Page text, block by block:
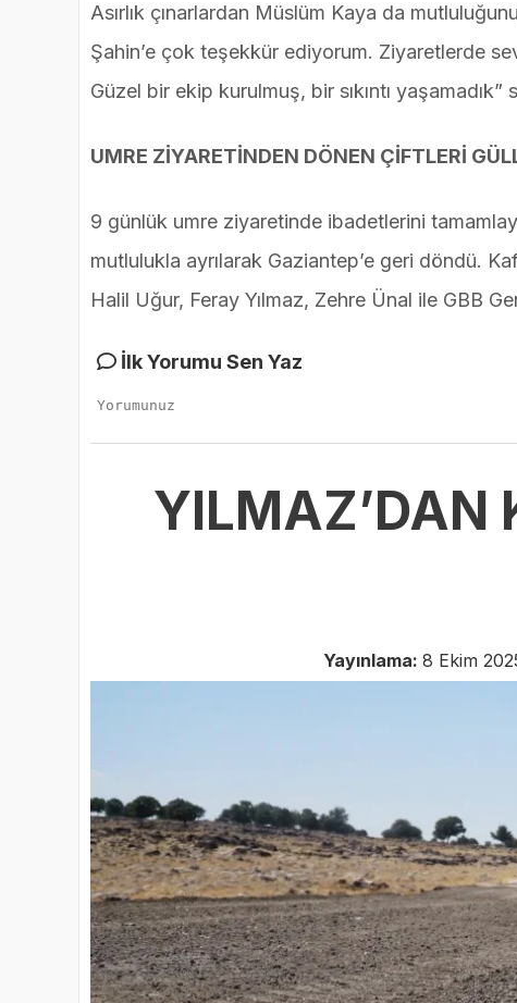
Asırlık çınarlardan Müslüm Kaya da
Şahin’e çok teşekkür ediyorum. Ziyaretlerde
Güzel bir ekip kurulmuş, bir sıkıntı yaşamadık”
UMRE ZİYARETİNDEN DÖNEN ÇİFTLERİ
9 günlük umre ziyaretinde ibadetlerini
mutlulukla ayrılarak Gaziantep’e geri döndü.
Halil Uğur, Feray Yılmaz, Zehre Ünal ile GBB
İlk Yorumu Sen Yaz
YILMAZ’DAN
Yayınlama: 8 Ekim